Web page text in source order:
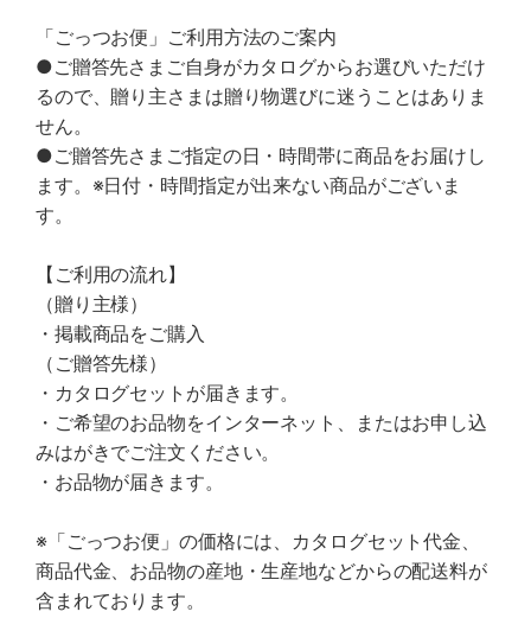
「ごっつお便」ご利用方法のご案内
●ご贈答先さまご自身がカタログからお選びいただけ
るので、贈り主さまは贈り物選びに迷うことはありま
せん。
●ご贈答先さまご指定の日・時間帯に商品をお届けし
ます。※日付・時間指定が出来ない商品がございま
す。
【ご利用の流れ】
（贈り主様）
・掲載商品をご購入
（ご贈答先様）
・カタログセットが届きます。
・ご希望のお品物をインターネット、またはお申し込
みはがきでご注文ください。
・お品物が届きます。
※「ごっつお便」の価格には、カタログセット代金、
商品代金、お品物の産地・生産地などからの配送料が
含まれております。